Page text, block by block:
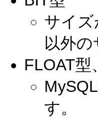
サイ
以外
FLOAT型
す。